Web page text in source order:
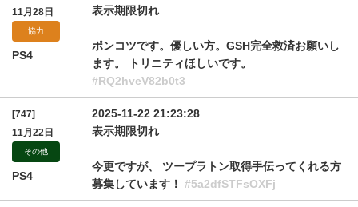
11月28日
協力
PS4
表示期限切れ
ポンコツです。優しい方。GSH完全救済お願いし
ます。 トリニティほしいです。
#RQ2hveV82b0t3
[747]
11月22日
その他
PS4
2025-11-22 21:23:28
表示期限切れ
今更ですが、 ツープラトン取得手伝ってくれる方
募集しています！ #5a2dfSTFsOXFj